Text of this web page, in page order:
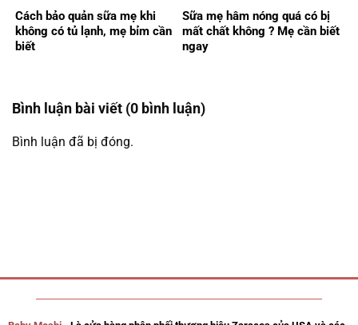
Cách bảo quản sữa mẹ khi
không có tủ lạnh, mẹ bỉm cần
biết
Sữa mẹ hâm nóng quá có bị
mất chất không ? Mẹ cần biết
ngay
Bình luận bài viết (0 bình luận)
Bình luận đã bị đóng.